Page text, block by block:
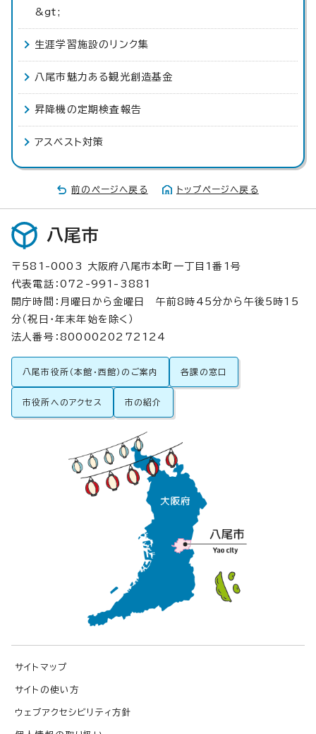
&gt;
生涯学習施設のリンク集
八尾市魅力ある観光創造基金
昇降機の定期検査報告
アスベスト対策
前のページへ戻る トップページへ戻る
八尾市
〒581-0003 大阪府八尾市本町一丁目1番1号
代表電話：072-991-3881
開庁時間：月曜日から金曜日 午前8時45分から午後5時15
分（祝日・年末年始を除く）
法人番号：8000020272124
八尾市役所（本館・西館）のご案内 各課の窓口
市役所へのアクセス 市の紹介
サイトマップ
サイトの使い方
ウェブアクセシビリティ方針